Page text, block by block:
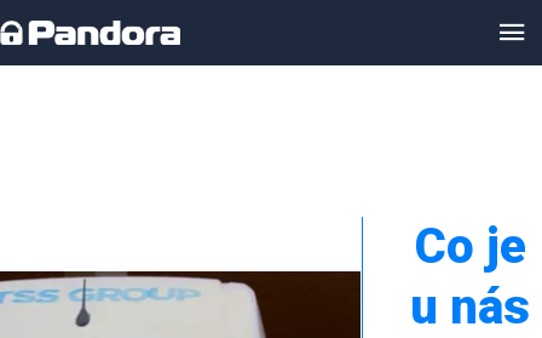
Co je
u nás